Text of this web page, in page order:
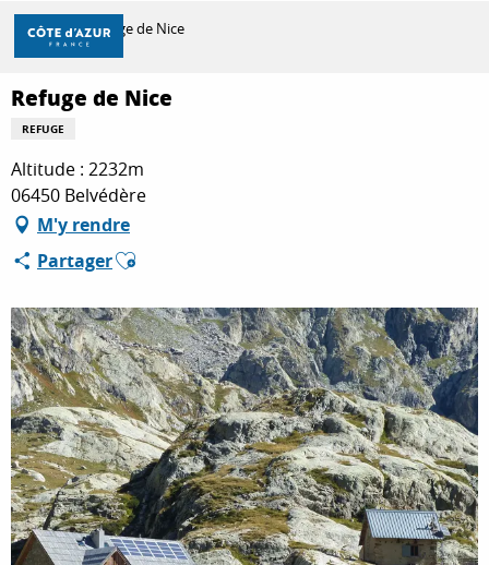
Aller
contenu
principal
DÉCOUVRIR
À FAIRE
SÉJOURNER
Accueil Refuge de Nice
Refuge de Nice
REFUGE
Altitude : 2232m
06450 Belvédère
M'y rendre
PartagerAjouter aux favoris